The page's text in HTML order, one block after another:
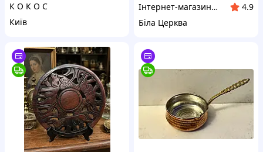
К О К О С
Київ
Інтернет-магазин Сувенір
4.9
Біла Церква